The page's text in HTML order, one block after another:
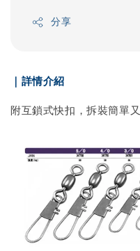
分享
｜詳情介紹
附互鎖式快扣，拆裝簡單又